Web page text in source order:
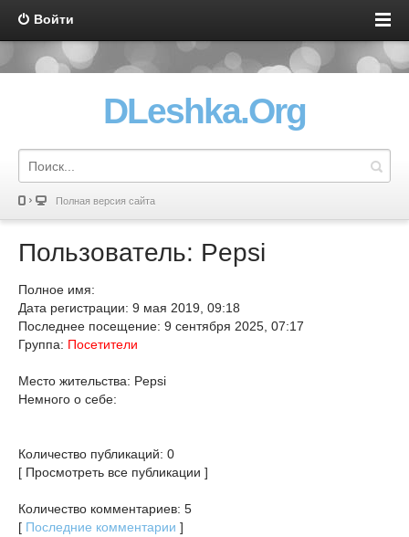
Войти
DLeshka.Org
Полная версия сайта
Пользователь: Pepsi
Полное имя:
Дата регистрации: 9 мая 2019, 09:18
Последнее посещение: 9 сентября 2025, 07:17
Группа: Посетители
Место жительства: Pepsi
Немного о себе:
Количество публикаций: 0
[ Просмотреть все публикации ]
Количество комментариев: 5
[ Последние комментарии ]